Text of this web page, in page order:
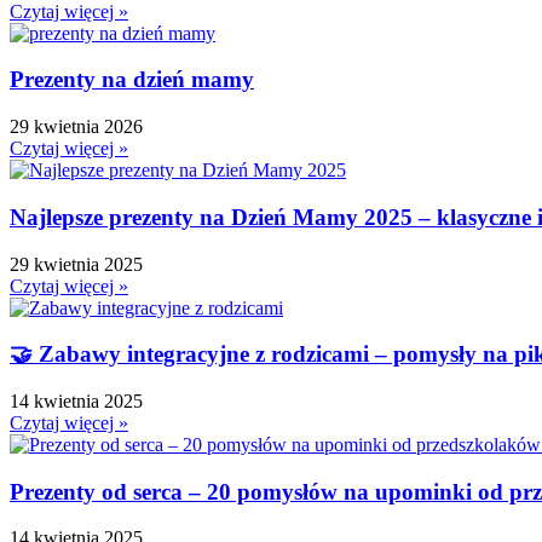
Dzień Dyni
Dzień Kobiet
Dzień Kolorowej Skarpetki
Dzień Kota
Dzień Kubusia Puchatka
Dzień Mamy i Taty
Dzień Nauczyciela
Dzień Pluszowego Misia
Dzień Postaci z bajek
Dzień Pszczoły
Dzień Świadomości Autyzmu
Dzień Zdrowego Śniadania
Dzień Ziemi
Czytaj więcej »
Prezenty na dzień mamy
29 kwietnia 2026
Czytaj więcej »
Najlepsze prezenty na Dzień Mamy 2025 –
29 kwietnia 2025
Czytaj więcej »
🤝 Zabawy integracyjne z rodzicami – pomysły na
14 kwietnia 2025
Czytaj więcej »
Prezenty od serca – 20 pomysłów na upominki od